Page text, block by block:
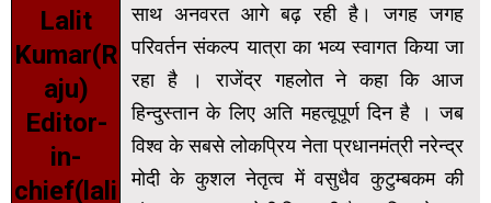
Lalit
Kumar(R
aju)
Editor-
in-
chief(lali
साथ अनवरत आगे बढ़ रही है। जगह जगह
परिवर्तन संकल्प यात्रा का भव्य स्वागत किया जा
रहा है । राजेंद्र गहलोत ने कहा कि आज
हिन्दुस्तान के लिए अति महत्वूपूर्ण दिन है । जब
विश्व के सबसे लोकप्रिय नेता प्रधानमंत्री नरेन्द्र
मोदी के कुशल नेतृत्व में वसुधैव कुटुम्बकम की